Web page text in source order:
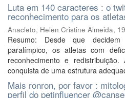
Luta em 140 caracteres : o
reconhecimento para os
Anacleto, Helen Cristine Almeida,
Resumo: Desde que
paralímpico, os atletas com
reconhecimento e
conquista de uma estrutura
Mais ronron, por favor :
perfil do petinfluencer